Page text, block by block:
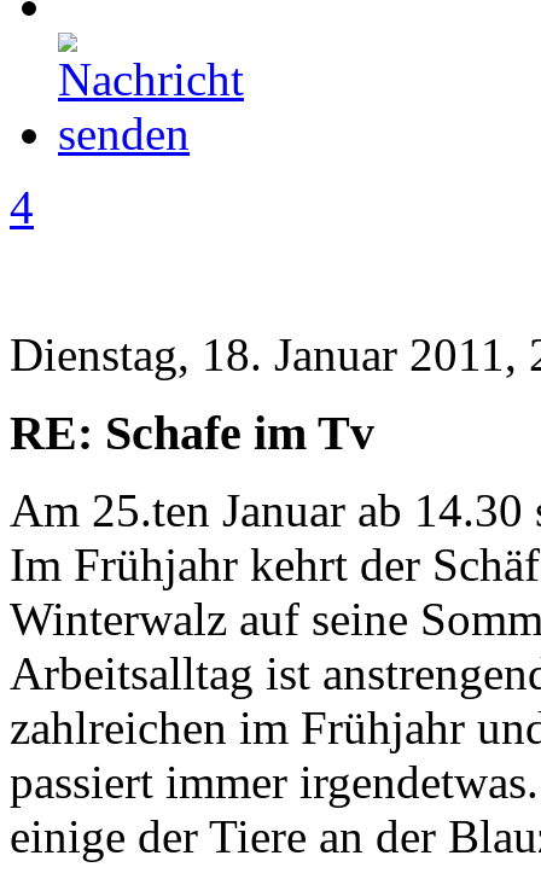
4
Dienstag, 18. Januar 2011,
RE: Schafe im Tv
Am 25.ten Januar ab
Im Frühjahr kehrt der
Winterwalz auf seine
Arbeitsalltag ist
zahlreichen im Frühjahr
passiert immer
einige der Tiere an der